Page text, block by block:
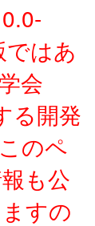
はあ
会
る開発
のペ
も公
すの